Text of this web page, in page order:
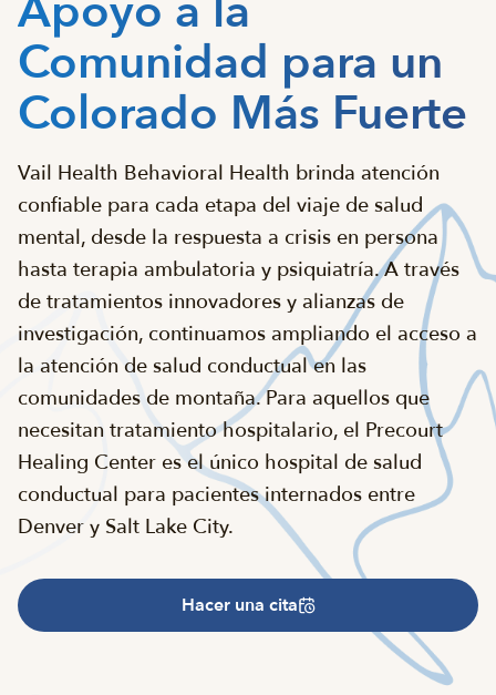
Comunidad para un
Colorado Más Fuerte
Vail Health Behavioral Health brinda atención
confiable para cada etapa del viaje de salud
mental, desde la respuesta a crisis en persona
hasta terapia ambulatoria y psiquiatría. A través
de tratamientos innovadores y alianzas de
investigación, continuamos ampliando el acceso a
la atención de salud conductual en las
comunidades de montaña. Para aquellos que
necesitan tratamiento hospitalario, el Precourt
Healing Center es el único hospital de salud
conductual para pacientes internados entre
Denver y Salt Lake City.
Hacer una cita